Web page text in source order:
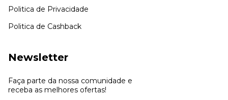
Politica de Privacidade
Politica de Cashback
Newsletter
Faça parte da nossa comunidade e
receba as melhores ofertas!